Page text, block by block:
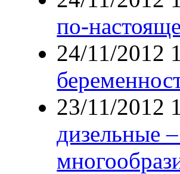
по-
24/11/2012
23/11/2012
дизельные